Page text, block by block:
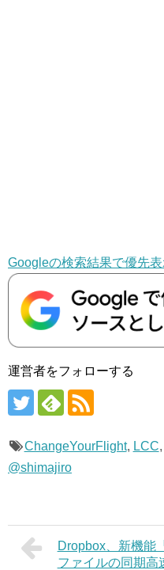
Googleの検索結果で優先表
運営者をフォローする
ChangeYourFlight, LCC,
@shimajiro
Dropbox、新機能
ファイルの同期高